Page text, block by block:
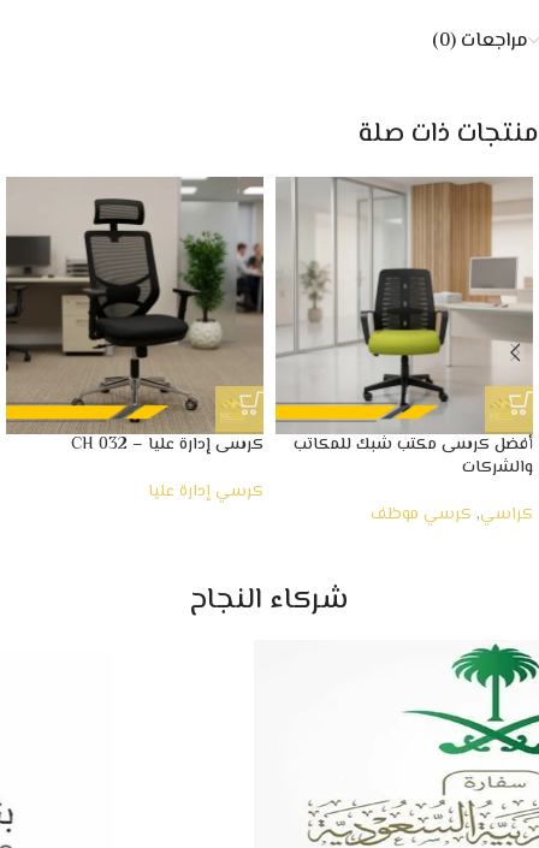
مراجعات (0)
منتجات ذات صلة
أفضل كرسى مكتب شبك للمكاتب
والشركات
كراسي, كرسي موظف
كرسى إدارة عليا – CH 032
كرسي إدارة عليا
شركاء النجاح